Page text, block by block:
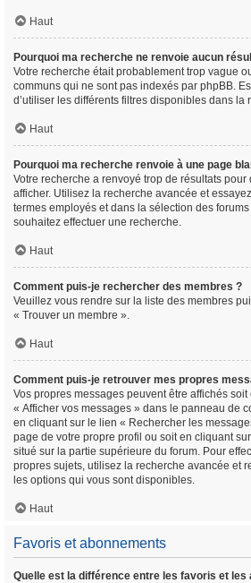
Haut
Pourquoi ma recherche ne renvoie aucun
Votre recherche était probablement trop vague
communs qui ne sont pas indexés par phpBB.
d’utiliser les différents filtres disponibles dans la
Haut
Pourquoi ma recherche renvoie à une page
Votre recherche a renvoyé trop de résultats
afficher. Utilisez la recherche avancée et
termes employés et dans la sélection des
souhaitez effectuer une recherche.
Haut
Comment puis-je rechercher des membres ?
Veuillez vous rendre sur la liste des membres
« Trouver un membre ».
Haut
Comment puis-je retrouver mes propres
Vos propres messages peuvent être affichés
« Afficher vos messages » dans le panneau de
en cliquant sur le lien « Rechercher les
page de votre propre profil ou soit en cliquant
situé sur la partie supérieure du forum. Pour
propres sujets, utilisez la recherche avancée et
les options qui vous sont disponibles.
Haut
Favoris et abonnements
Quelle est la différence entre les favoris et les